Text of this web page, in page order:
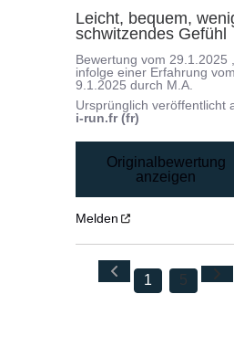
Leicht, bequem,
schwitzendes Gefühl
Bewertung vom29.1.2025
infolge einer Erfahrung
9.1.2025 durch M.A.
Ursprünglich veröffentlicht
i-run.fr (fr)
Originalbewertung
anzeigen
Melden
1 5